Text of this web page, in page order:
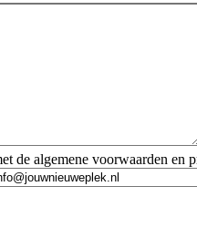
de algemene voorwaarden en
te laten.